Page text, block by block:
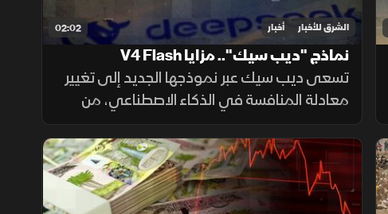
02:02 الشرق للأخبار أخبار
نماذج "ديب سيك".. مزايا V4 Flash
تسعى ديب سيك عبر نموذجها الجديد إلى تغيير
معادلة المنافسة في الذكاء الاصطناعي، من
خلال خفض تكلفة الاستخدام مع الحفاظ على
أداء مرتفع، في محاولة لجعل التقنية أكثر انتشارا.